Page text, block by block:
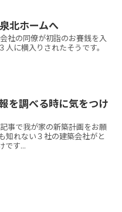
北ホームへ
社の同僚が初詣のお賽銭を入
人に横入りされたそうです。
を調べる時に気をつけ
事で我が家の新築計画をお願
知れない３社の建築会社がと
です...